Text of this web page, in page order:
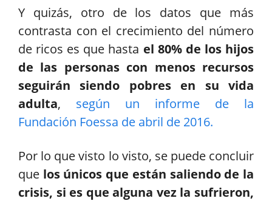
Y quizás, otro de los datos que más
contrasta con el crecimiento del número
de ricos es que hasta el 80% de los hijos
de las personas con menos recursos
seguirán siendo pobres en su vida
adulta, según un informe de la
Fundación Foessa de abril de 2016.
Por lo que visto lo visto, se puede concluir
que los únicos que están saliendo de la
crisis, si es que alguna vez la sufrieron,